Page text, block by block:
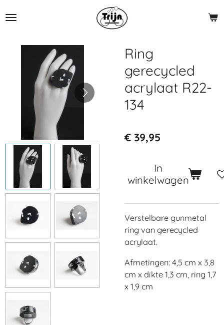
direct
hoofdinhoud
Ring
gerecycled
acrylaat R22-
134
€ 39,95
In
winkelwagen
Verstelbare gunmetal
ring van gerecycled
acrylaat.
Afmetingen: 4,5 cm x 3,8
cm x dikte 1,3 cm, ring 1,7
x 1,9 cm